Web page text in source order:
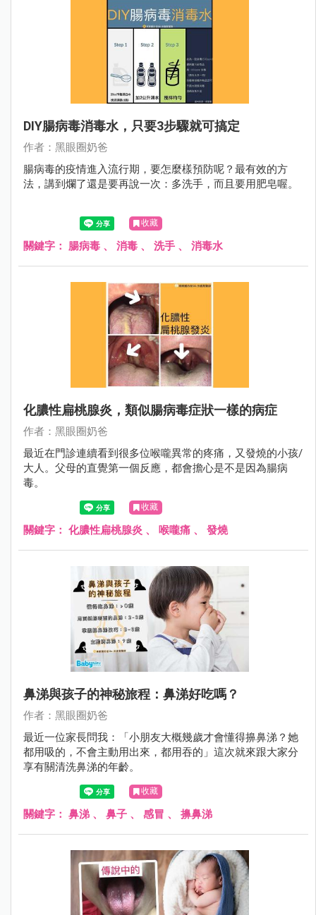
DIY腸病毒消毒水，只要3步驟就可搞定
作者：黑眼圈奶爸
腸病毒的疫情進入流行期，要怎麼樣預防呢？最有效的方
法，講到爛了還是要再說一次：多洗手，而且要用肥皂喔。
收藏
關鍵字： 腸病毒 、 消毒 、 洗手 、 消毒水
化膿性扁桃腺炎，類似腸病毒症狀一樣的病症
作者：黑眼圈奶爸
最近在門診連續看到很多位喉嚨異常的疼痛，又發燒的小孩/
大人。父母的直覺第一個反應，都會擔心是不是因為腸病
毒。
收藏
關鍵字： 化膿性扁桃腺炎 、 喉嚨痛 、 發燒
鼻涕與孩子的神秘旅程：鼻涕好吃嗎？
作者：黑眼圈奶爸
最近一位家長問我：「小朋友大概幾歲才會懂得擤鼻涕？她
都用吸的，不會主動用出來，都用吞的」這次就來跟大家分
享有關清洗鼻涕的年齡。
收藏
關鍵字： 鼻涕 、 鼻子 、 感冒 、 擤鼻涕